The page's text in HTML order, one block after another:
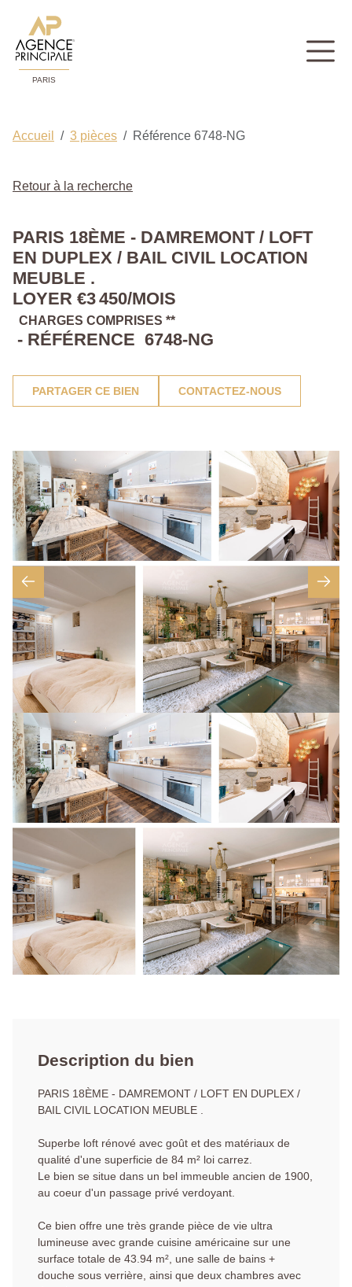
PARIS
Accueil 3 pièces Référence 6748-NG
Retour à la recherche
PARIS 18ÈME - DAMREMONT / LOFT
EN DUPLEX / BAIL CIVIL LOCATION
MEUBLE .
LOYER €3 450/MOIS
CHARGES COMPRISES **
- RÉFÉRENCE 6748-NG
PARTAGER CE BIEN CONTACTEZ-NOUS
Description du bien
PARIS 18ÈME - DAMREMONT / LOFT EN DUPLEX /
BAIL CIVIL LOCATION MEUBLE .
Superbe loft rénové avec goût et des matériaux de
qualité d'une superficie de 84 m² loi carrez.
Le bien se situe dans un bel immeuble ancien de 1900,
au coeur d'un passage privé verdoyant.
Ce bien offre une très grande pièce de vie ultra
lumineuse avec grande cuisine américaine sur une
surface totale de 43.94 m², une salle de bains +
douche sous verrière, ainsi que deux chambres avec